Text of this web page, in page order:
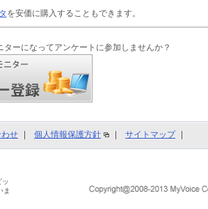
を安価に購入することもできます。
ーになってアンケートに参加しませんか？
わせ 個人情報保護方針 サイトマップ
ッ
ま